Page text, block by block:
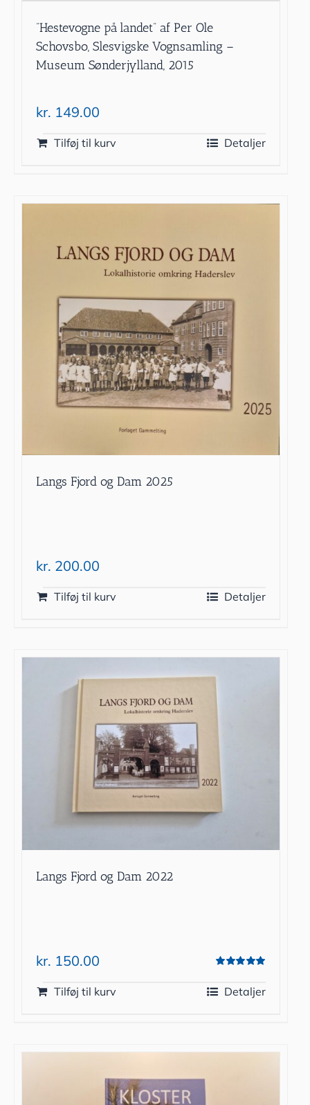
”Hestevogne på landet” af Per Ole
Schovsbo, Slesvigske Vognsamling –
Museum Sønderjylland, 2015
kr. 149.00
Tilføj til kurv Detaljer
Langs Fjord og Dam 2025
kr. 200.00
Tilføj til kurv Detaljer
Langs Fjord og Dam 2022
5.00
ud af 5
kr. 150.00
Tilføj til kurv Detaljer